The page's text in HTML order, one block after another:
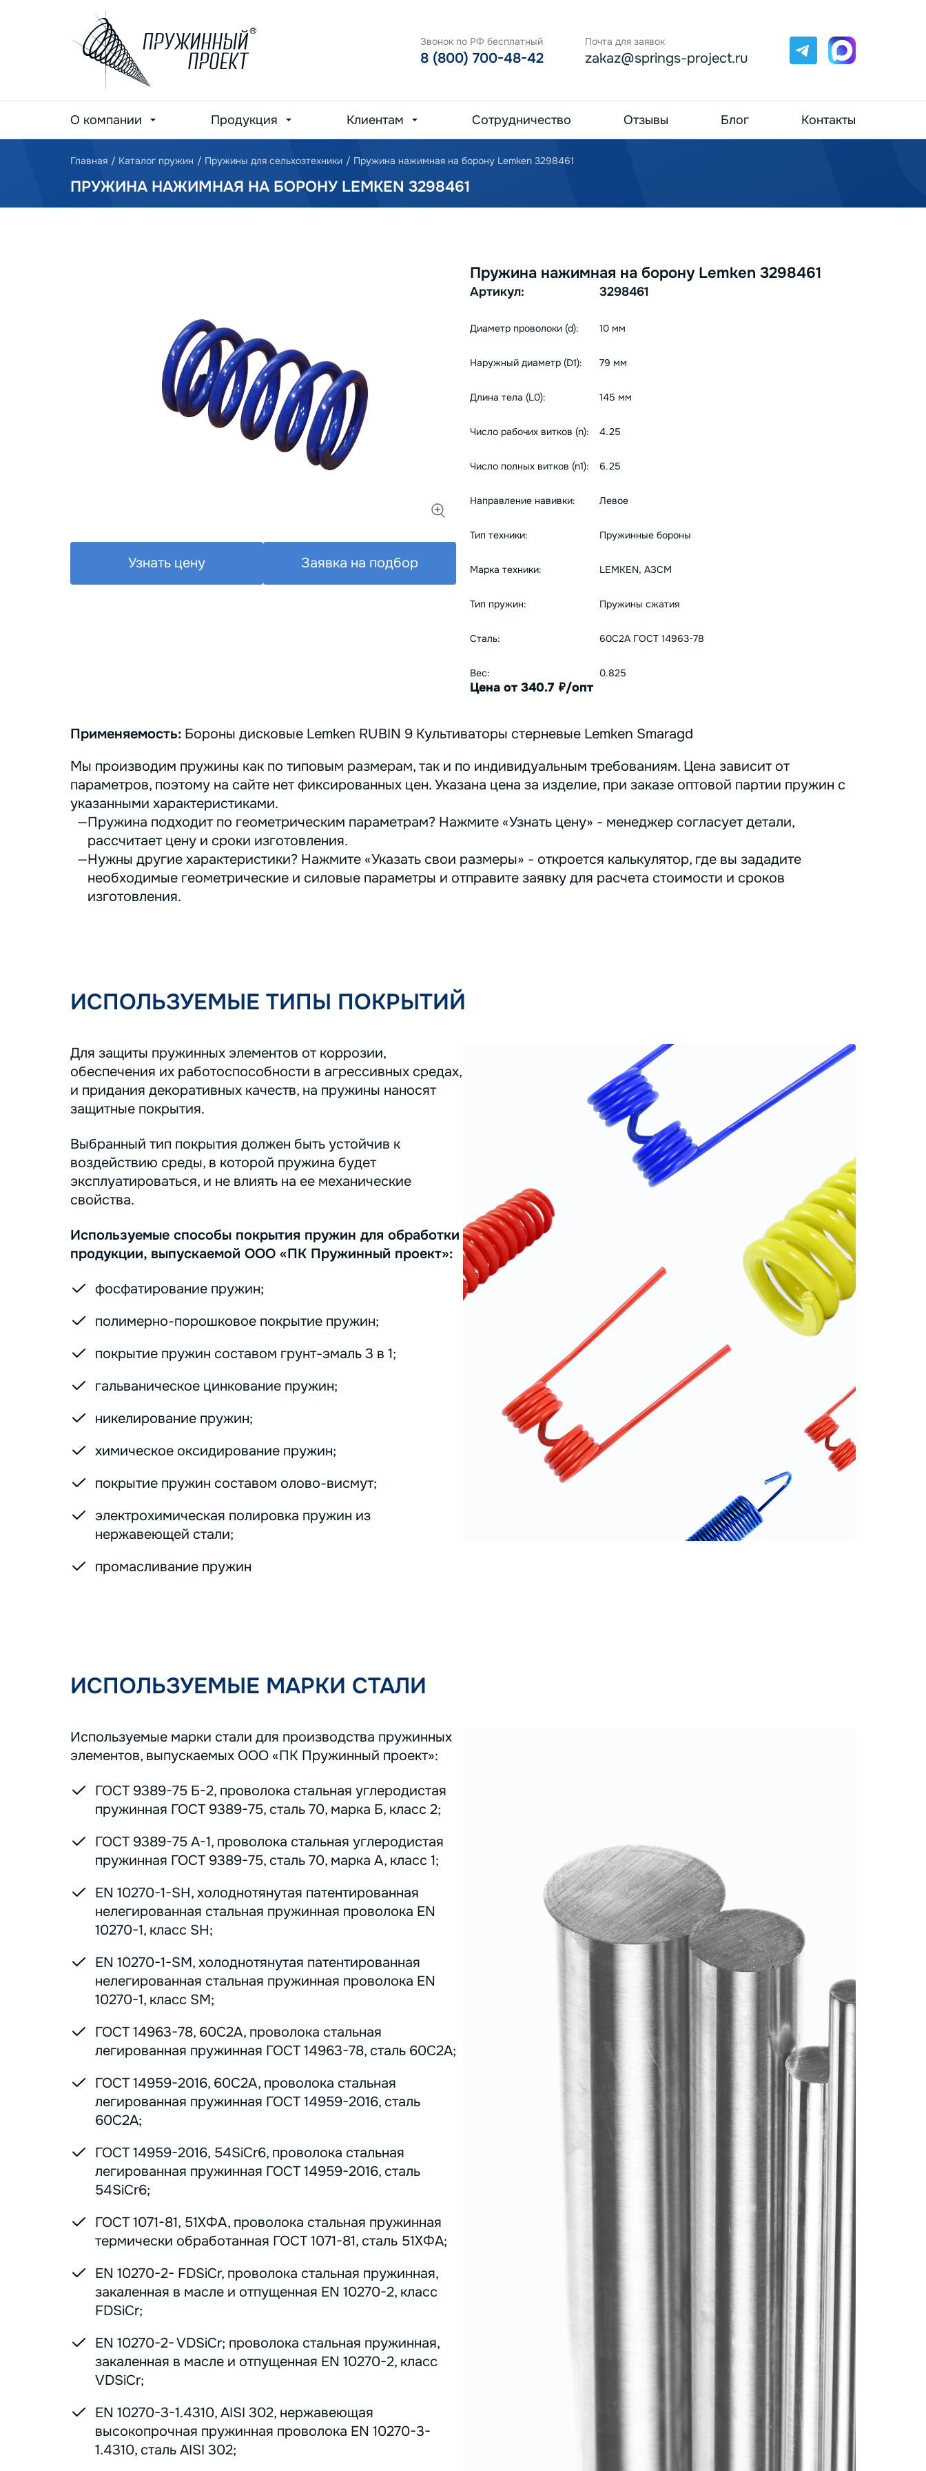
Звонок по РФ бесплатный
8 (800) 700-48-42
Почта для заявок
zakaz@springs-project.ru
Telegram
О компании Продукция Клиентам Сотрудничество Отзывы Блог Контакты
Главная / Каталог пружин / Пружины для сельхозтехники / Пружина нажимная на борону Lemken 3298461
ПРУЖИНА НАЖИМНАЯ НА БОРОНУ LEMKEN 3298461
Пружина нажимная на борону Lemken 3298461
Артикул: 3298461
Диаметр проволоки (d): 10 мм
Наружный диаметр (D1): 79 мм
Длина тела (L0): 145 мм
Число рабочих витков (n): 4.25
Число полных витков (n1): 6.25
Направление навивки: Левое
Тип техники: Пружинные бороны
Марка техники: LEMKEN, АЗСМ
Тип пружин: Пружины сжатия
Сталь: 60С2А ГОСТ 14963-78
Вес: 0.825
Цена от 340.7 руб./опт
Узнать цену Заявка на подбор
Применяемость: Бороны дисковые Lemken RUBIN 9 Культиваторы стерневые Lemken Smaragd
Мы производим пружины как по типовым размерам, так и по индивидуальным требованиям. Цена зависит от
параметров, поэтому на сайте нет фиксированных цен. Указана цена за изделие, при заказе оптовой партии пружин с
указанными характеристиками.
Пружина подходит по геометрическим параметрам? Нажмите «Узнать цену» - менеджер согласует детали,
рассчитает цену и сроки изготовления.
Нужны другие характеристики? Нажмите «Указать свои размеры» - откроется калькулятор, где вы зададите
необходимые геометрические и силовые параметры и отправите заявку для расчета стоимости и сроков
изготовления.
ИСПОЛЬЗУЕМЫЕ ТИПЫ ПОКРЫТИЙ
Для защиты пружинных элементов от коррозии,
обеспечения их работоспособности в агрессивных средах,
и придания декоративных качеств, на пружины наносят
защитные покрытия.
Выбранный тип покрытия должен быть устойчив к
воздействию среды, в которой пружина будет
эксплуатироваться, и не влиять на ее механические
свойства.
Используемые способы покрытия пружин для обработки
продукции, выпускаемой ООО «ПК Пружинный проект»:
фосфатирование пружин;
полимерно-порошковое покрытие пружин;
покрытие пружин составом грунт-эмаль 3 в 1;
гальваническое цинкование пружин;
никелирование пружин;
химическое оксидирование пружин;
покрытие пружин составом олово-висмут;
электрохимическая полировка пружин из
нержавеющей стали;
промасливание пружин
ИСПОЛЬЗУЕМЫЕ МАРКИ СТАЛИ
Используемые марки стали для производства пружинных
элементов, выпускаемых ООО «ПК Пружинный проект»:
ГОСТ 9389-75 Б-2, проволока стальная углеродистая
пружинная ГОСТ 9389-75, сталь 70, марка Б, класс 2;
ГОСТ 9389-75 А-1, проволока стальная углеродистая
пружинная ГОСТ 9389-75, сталь 70, марка А, класс 1;
EN 10270-1-SH, холоднотянутая патентированная
нелегированная стальная пружинная проволока EN
10270-1, класс SH;
EN 10270-1-SM, холоднотянутая патентированная
нелегированная стальная пружинная проволока EN
10270-1, класс SM;
ГОСТ 14963-78, 60С2А, проволока стальная
легированная пружинная ГОСТ 14963-78, сталь 60С2А;
ГОСТ 14959-2016, 60С2А, проволока стальная
легированная пружинная ГОСТ 14959-2016, сталь
60С2А;
ГОСТ 14959-2016, 54SiCr6, проволока стальная
легированная пружинная ГОСТ 14959-2016, сталь
54SiCr6;
ГОСТ 1071-81, 51ХФА, проволока стальная пружинная
термически обработанная ГОСТ 1071-81, сталь 51ХФА;
EN 10270-2- FDSiCr, проволока стальная пружинная,
закаленная в масле и отпущенная EN 10270-2, класс
FDSiCr;
EN 10270-2- VDSiCr; проволока стальная пружинная,
закаленная в масле и отпущенная EN 10270-2, класс
VDSiCr;
EN 10270-3-1.4310, AISI 302, нержавеющая
высокопрочная пружинная проволока EN 10270-3-
1.4310, сталь AISI 302;